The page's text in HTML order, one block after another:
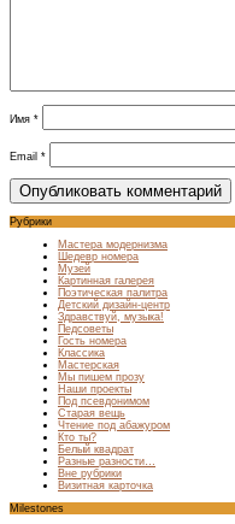
Имя *
Email *
Рубрики
Мастера модернизма
Шедевр номера
Музей
Картинная галерея
Поэтическая палитра
Детский дизайн-центр
Здравствуй, музыка!
Педсоветы
Гость номера
Классика
Мастерская
Мы пишем прозу
Наши проекты
Под псевдонимом
Старая вещь
Чтение под абажуром
Кто ты?
Белый квадрат
Разные разности…
Вне рубрики
Визитная карточка
Milestones